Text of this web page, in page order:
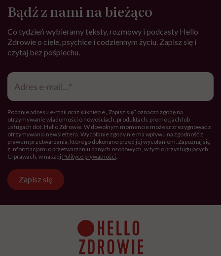
Bądź z nami na bieżąco
Co tydzień wybieramy teksty, rozmowy i podcasty Hello
Zdrowie o ciele, psychice i codziennym życiu. Zapisz się i
czytaj bez pośpiechu.
Adres
mail*
Podanie adresu e-mail oraz kliknięcie „Zapisz się” oznacza zgodę na
otrzymywanie wiadomości o nowościach, produktach, promocjach lub
usługach dot. Hello Zdrowie. W dowolnym momencie możesz zrezygnować z
otrzymywania newslettera. Wycofanie zgody nie ma wpływu na zgodność z
prawem przetwarzania, którego dokonano przed jej wycofaniem. Zapoznaj się
z informacjami o przetwarzaniu danych osobowych, w tym o przysługujących
Ci prawach, w naszej Polityce prywatności
Zapisz się